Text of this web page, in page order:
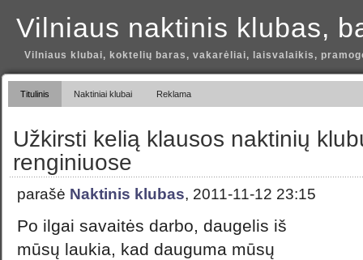
Vilniaus naktinis klubas,
Vilniaus klubai, koktelių baras, vakarėliai, laisvalaikis,
Titulinis Naktiniai klubai Reklama
Užkirsti kelią klausos naktinių
renginiuose
parašė Naktinis klubas, 2011-11-12 23:15
Po ilgai savaitės darbo, daugelis iš
mūsų laukia, kad dauguma mūsų